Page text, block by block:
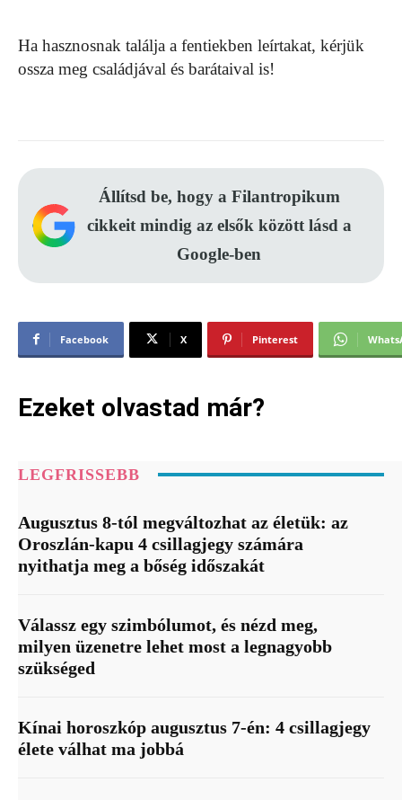
Ha hasznosnak találja a fentiekben leírtakat, kérjük
ossza meg családjával és barátaival is!
Állítsd be, hogy a Filantropikum
cikkeit mindig az elsők között lásd a
Google-ben
Facebook X Pinterest
Ezeket olvastad már?
LEGFRISSEBB
Augusztus 8-tól megváltozhat az életük: az
Oroszlán-kapu 4 csillagjegy számára
nyithatja meg a bőség időszakát
Válassz egy szimbólumot, és nézd meg,
milyen üzenetre lehet most a legnagyobb
szükséged
Kínai horoszkóp augusztus 7-én: 4 csillagjegy
élete válhat ma jobbá